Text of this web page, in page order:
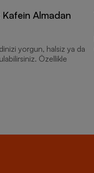
Kafein Almadan
yorgun, halsiz ya da
Özellikle